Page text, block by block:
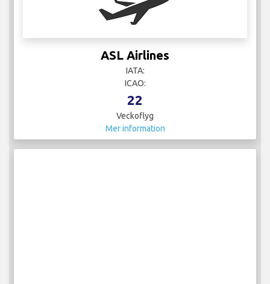
ASL Airlines
IATA:
ICAO:
22
Veckoflyg
Mer information